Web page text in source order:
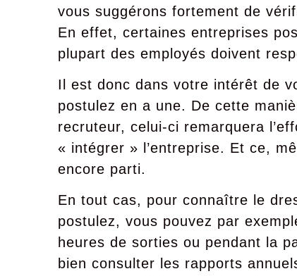
vous suggérons fortement de
En effet, certaines entreprises
plupart des employés doivent
Il est donc dans votre intérêt de
postulez en a une. De cette
recruteur, celui-ci remarquera
« intégrer » l’entreprise. Et ce,
encore parti.
En tout cas, pour connaître le
postulez, vous pouvez par
heures de sorties ou pendant la
bien consulter les rapports